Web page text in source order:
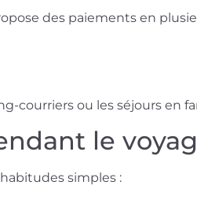
des paiements en
courriers ou les séjours en
le
simples :